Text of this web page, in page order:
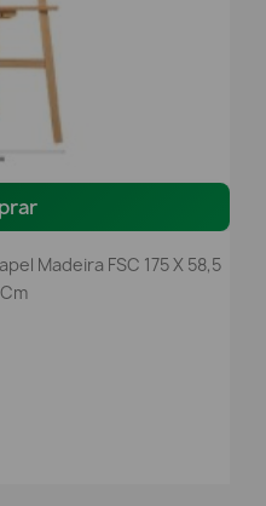
Madeira FSC 175 X 58,5